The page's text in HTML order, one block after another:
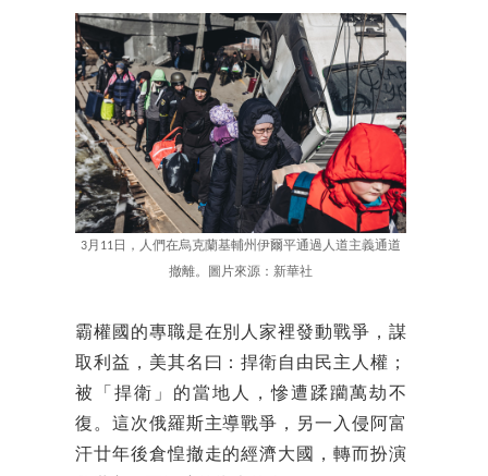
3月11日，人們在烏克蘭基輔州伊爾平通過人道主義通道
撤離。圖片來源：新華社
霸權國的專職是在別人家裡發動戰爭，謀
取利益，美其名曰：捍衛自由民主人權；
被「捍衛」的當地人，慘遭蹂躪萬劫不
復。這次俄羅斯主導戰爭，另一入侵阿富
汗廿年後倉惶撤走的經濟大國，轉而扮演